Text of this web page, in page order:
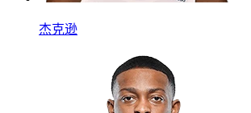
杰克逊